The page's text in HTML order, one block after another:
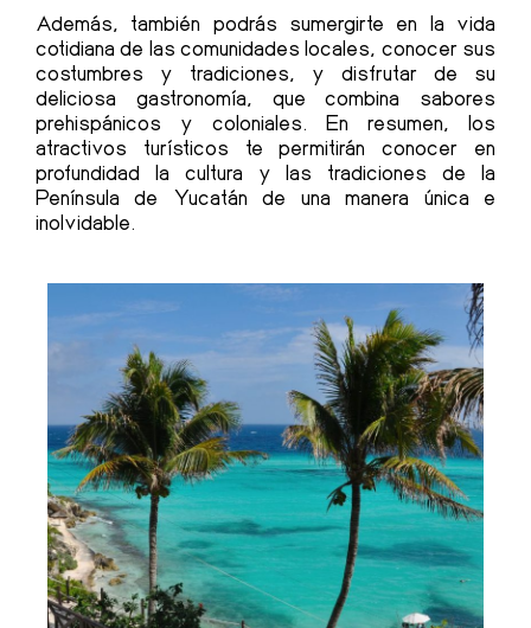
Además, también podrás sumergirte en la vida
cotidiana de las comunidades locales, conocer sus
costumbres y tradiciones, y disfrutar de su
deliciosa gastronomía, que combina sabores
prehispánicos y coloniales. En resumen, los
atractivos turísticos te permitirán conocer en
profundidad la cultura y las tradiciones de la
Península de Yucatán de una manera única e
inolvidable.